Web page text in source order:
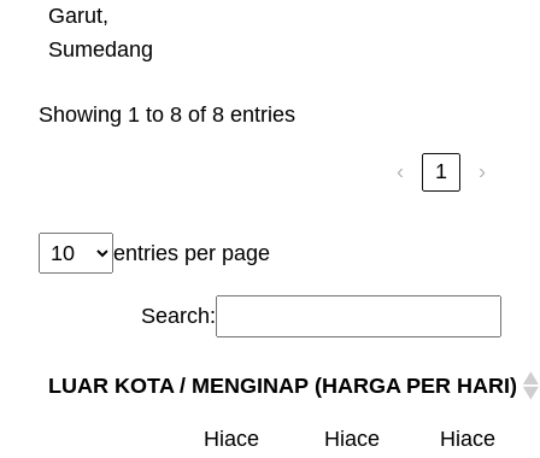
Garut,
Sumedang
Showing 1 to 8 of 8 entries
‹ 1 ›
entries per page
Search:
LUAR KOTA / MENGINAP (HARGA PER HARI)
Hiace
Hiace
Hiace